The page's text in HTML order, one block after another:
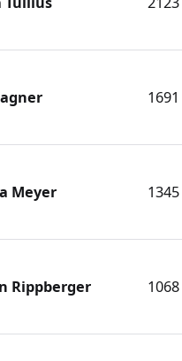
1691
Meyer 1345
Rippberger 1068